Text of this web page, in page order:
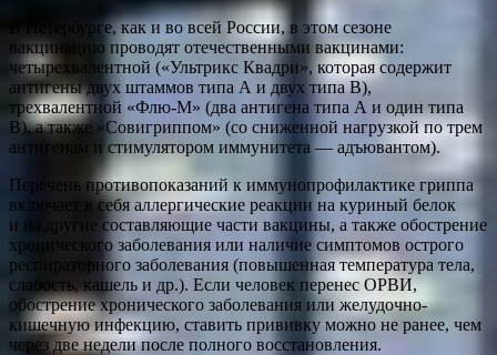
В Петербурге, как и во всей России, в этом сезоне
вакцинацию проводят отечественными вакцинами:
четырехвалентной («Ультрикс Квадри», которая содержит
антигены двух штаммов типа А и двух типа В),
трехвалентной «Флю-М» (два антигена типа А и один типа
В), а также «Совигриппом» (со сниженной нагрузкой по трем
антигенам и стимулятором иммунитета — адъювантом).
Перечень противопоказаний к иммунопрофилактике гриппа
включает в себя аллергические реакции на куриный белок
и на другие составляющие части вакцины, а также обострение
хронического заболевания или наличие симптомов острого
респираторного заболевания (повышенная температура тела,
слабость, кашель и др.). Если человек перенес ОРВИ,
обострение хронического заболевания или желудочно-
кишечную инфекцию, ставить прививку можно не ранее, чем
через две недели после полного восстановления.